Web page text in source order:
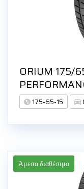
ORIUM 175/
175-65-15
Άμεσα διαθέσιμο